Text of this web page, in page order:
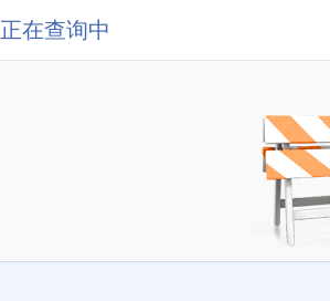
正在查询中